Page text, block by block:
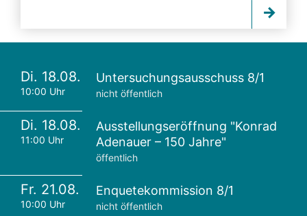
Di. 18.08.
10:00 Uhr
Untersuchungsausschuss 8/1
nicht öffentlich
Di. 18.08.
11:00 Uhr
Ausstellungseröffnung "Konrad
Adenauer – 150 Jahre"
öffentlich
Fr. 21.08.
10:00 Uhr
Enquetekommission 8/1
nicht öffentlich